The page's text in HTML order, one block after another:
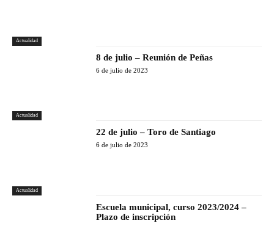
Actualidad
Actualidad
8 de julio – Reunión de Peñas
6 de julio de 2023
Actualidad
22 de julio – Toro de Santiago
6 de julio de 2023
Escuela municipal, curso 2023/2024 –
Plazo de inscripción